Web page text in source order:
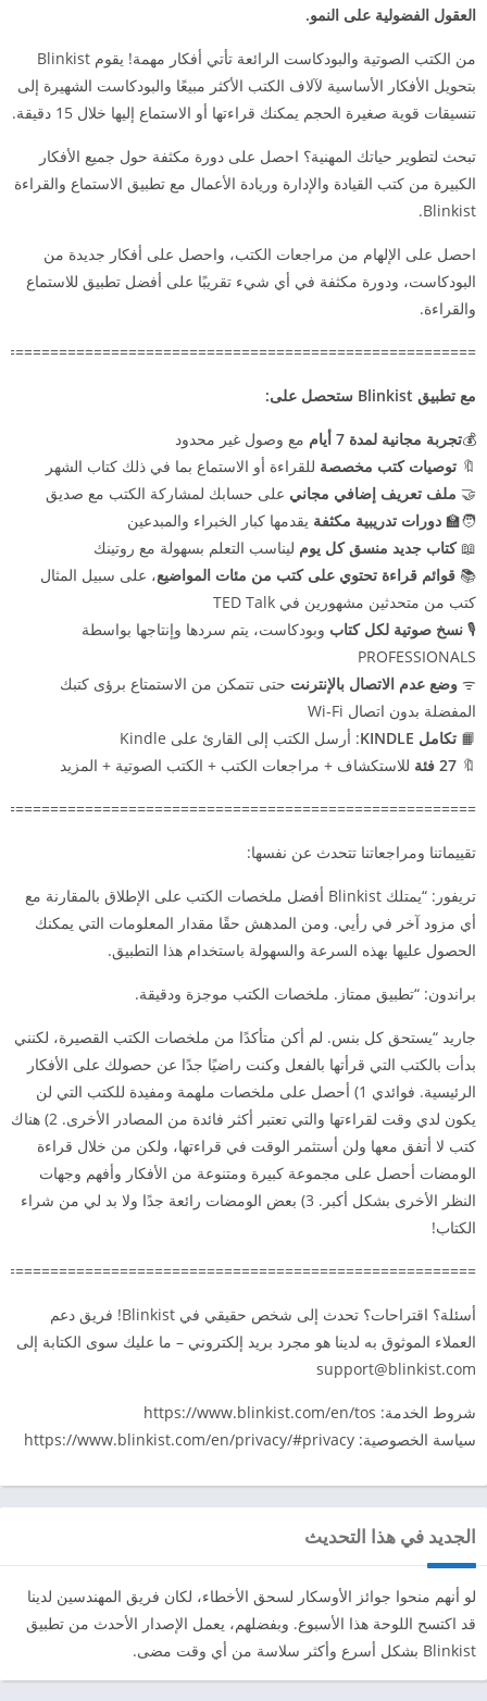
العقول الفضولية على النمو.
من الكتب الصوتية والبودكاست الرائعة تأتي أفكار مهمة! يقوم Blinkist
بتحويل الأفكار الأساسية لآلاف الكتب الأكثر مبيعًا والبودكاست الشهيرة إلى
تنسيقات قوية صغيرة الحجم يمكنك قراءتها أو الاستماع إليها خلال 15 دقيقة.
تبحث لتطوير حياتك المهنية؟ احصل على دورة مكثفة حول جميع الأفكار
الكبيرة من كتب القيادة والإدارة وريادة الأعمال مع تطبيق الاستماع والقراءة
Blinkist.
احصل على الإلهام من مراجعات الكتب، واحصل على أفكار جديدة من
البودكاست، ودورة مكثفة في أي شيء تقريبًا على أفضل تطبيق للاستماع
والقراءة.
مع تطبيق Blinkist ستحصل على:
💰تجربة مجانية لمدة 7 أيام
مع وصول غير محدود
🔖 توصيات كتب مخصصة للقراءة أو الاستماع بما في ذلك كتاب الشهر
🤝 ملف تعريف إضافي مجاني على حسابك لمشاركة الكتب مع صديق
🧑‍🏫 دورات تدريبية مكثفة يقدمها كبار الخبراء والمبدعين
📖كتاب جديد منسق كل يوم ليناسب التعلم بسهولة مع روتينك
📚 قوائم قراءة تحتوي على كتب من مئات المواضيع، على سبيل المثال
كتب من متحدثين مشهورين في TED Talk
🎙️ نسخ صوتية لكل كتاب وبودكاست، يتم سردها وإنتاجها بواسطة
PROFESSIONALS
ᯤ وضع عدم الاتصال بالإنترنت حتى تتمكن من الاستمتاع برؤى كتبك
المفضلة بدون اتصال Wi-Fi
📙 تكامل KINDLE
: أرسل الكتب إلى القارئ على Kindle
🔖 27 فئة للاستكشاف + مراجعات الكتب + الكتب الصوتية + المزيد
تقييماتنا ومراجعاتنا تتحدث عن نفسها:
تريفور: “يمتلك Blinkist أفضل ملخصات الكتب على الإطلاق بالمقارنة مع
أي مزود آخر في رأيي. ومن المدهش حقًا مقدار المعلومات التي يمكنك
الحصول عليها بهذه السرعة والسهولة باستخدام هذا التطبيق.
براندون: “تطبيق ممتاز. ملخصات الكتب موجزة ودقيقة.
جاريد “يستحق كل بنس. لم أكن متأكدًا من ملخصات الكتب القصيرة، لكنني
بدأت بالكتب التي قرأتها بالفعل وكنت راضيًا جدًا عن حصولك على الأفكار
الرئيسية. فوائدي 1) أحصل على ملخصات ملهمة ومفيدة للكتب التي لن
يكون لدي وقت لقراءتها والتي تعتبر أكثر فائدة من المصادر الأخرى. 2) هناك
كتب لا أتفق معها ولن أستثمر الوقت في قراءتها، ولكن من خلال قراءة
الومضات أحصل على مجموعة كبيرة ومتنوعة من الأفكار وأفهم وجهات
النظر الأخرى بشكل أكبر. 3) بعض الومضات رائعة جدًا ولا بد لي من شراء
الكتاب!
أسئلة؟ اقتراحات؟ تحدث إلى شخص حقيقي في Blinkist! فريق دعم
العملاء الموثوق به لدينا هو مجرد بريد إلكتروني – ما عليك سوى الكتابة إلى
support@blinkist.com
شروط الخدمة: https://www.blinkist.com/en/tos
سياسة الخصوصية: https://www.blinkist.com/en/privacy/#privacy
الجديد في هذا التحديث
لو أنهم منحوا جوائز الأوسكار لسحق الأخطاء، لكان فريق المهندسين لدينا
قد اكتسح اللوحة هذا الأسبوع. وبفضلهم، يعمل الإصدار الأحدث من تطبيق
Blinkist بشكل أسرع وأكثر سلاسة من أي وقت مضى.